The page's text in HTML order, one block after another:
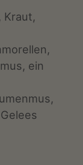
Kraut,
ein